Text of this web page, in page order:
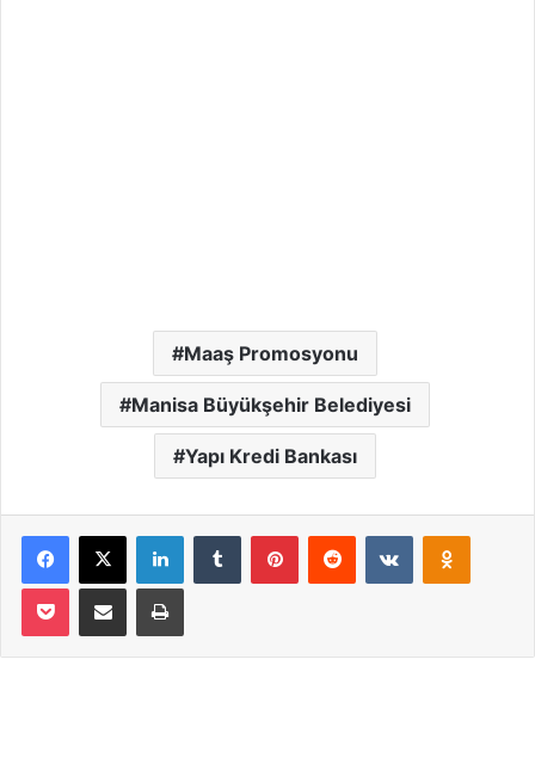
Maaş Promosyonu
Manisa Büyükşehir Belediyesi
Yapı Kredi Bankası